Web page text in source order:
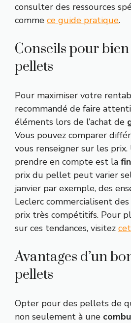
consulter des ressources
comme ce guide pratique.
Conseils pour
pellets
Pour maximiser votre
recommandé de faire
éléments lors de l’achat de
Vous pouvez comparer
vous renseigner sur les
prendre en compte est la
prix du pellet peut varier
janvier par exemple, des
Leclerc commercialisent
prix très compétitifs. Pour
sur ces tendances, visitez
Avantages d’un
pellets
Opter pour des pellets de
non seulement à une